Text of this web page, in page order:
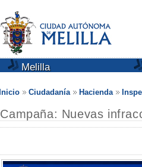
Melilla
Inicio Ciudadanía Hacienda
Campaña: Nuevas